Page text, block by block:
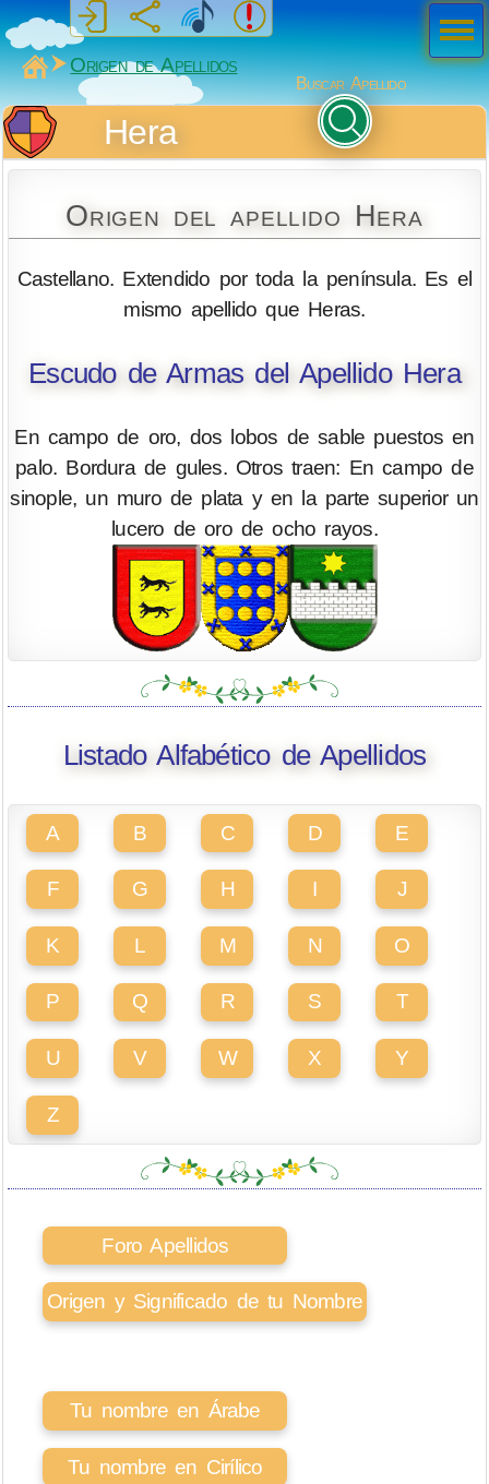
MiSabueso
Origen de Apellidos
Buscar Apellido
Hera
Origen del apellido Hera
Castellano. Extendido por toda la península. Es el
mismo apellido que Heras.
Escudo de Armas del Apellido Hera
En campo de oro, dos lobos de sable puestos en
palo. Bordura de gules. Otros traen: En campo de
sinople, un muro de plata y en la parte superior un
lucero de oro de ocho rayos.
Listado Alfabético de Apellidos
A B C D E
F G H I J
K L M N O
P Q R S T
U V W X Y
Z
Foro Apellidos
Origen y Significado de tu Nombre
Tu nombre en Árabe
Tu nombre en Cirílico
Men
ú